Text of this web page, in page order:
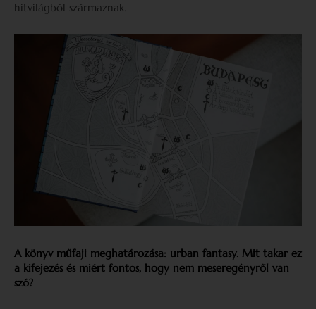
hitvilágból származnak.
A könyv műfaji meghatározása: urban fantasy. Mit takar ez
a kifejezés és miért fontos, hogy nem meseregényről van
szó?